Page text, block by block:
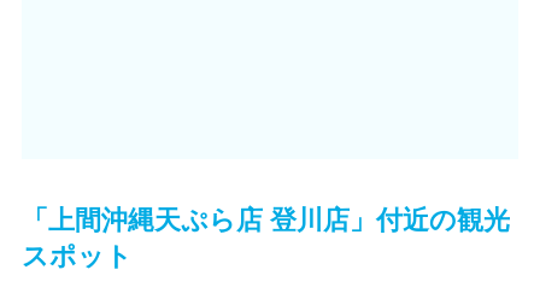
「上間沖縄天ぷら店 登川店」付近の観光
スポット